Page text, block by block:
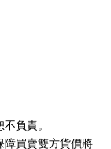
負責。
障買賣雙方貨價將